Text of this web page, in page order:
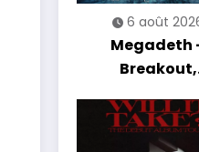
6 août
Megadeth
Breakout,
Nations Europe
2027